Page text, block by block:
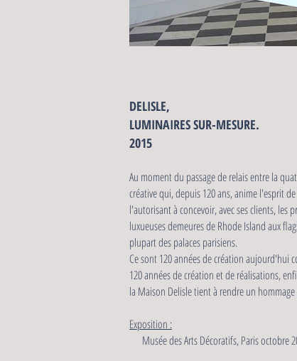
DELISLE,
LUMINAIRES SUR-MESURE.
2015
Au moment du passage de relais entre la
créative qui, depuis 120 ans, anime l'esprit
l'autorisant à concevoir, avec ses clients, les
luxueuses demeures de Rhode Island aux
plupart des palaces parisiens.
Ce sont 120 années de création aujourd'hui
120 années de création et de réalisations,
la Maison Delisle tient à rendre un
Exposition :
Musée des Arts Décoratifs, Paris octobre